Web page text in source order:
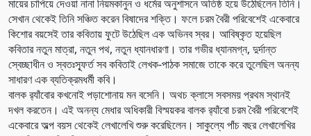
মায়ের চাপিয়ে দেওয়া নানা নিয়মকানুন ও ধর্মের অনুশাসনে অতিষ্ঠ হয়ে উঠেছিলেন তিনি।
সেখান থেকেই তিনি সঞ্চিত করেন বিষাদের শক্তি। ফলে চরম বৈরী পরিবেশেই একেবারে
কিশোর বয়সেই তার কবিতায় ফুটে উঠেছিল এক অভিনব স্বর। আবিষ্কৃত হয়েছিল
কবিতার নতুন মাত্রা, নতুন পথ, নতুন ধ্যানধারণা। তার গভীর ধ্যানমগ্ন, দুর্দান্ত
স্বেচ্ছাধীন ও স্বতঃস্ফূর্ত সব কবিতাই লেখক-পাঠক সমাজে তাকে করে তুলেছিল অনন্য
সাধারণ এক ব্যতিক্রমধর্মী কবি।
বালক র‌্যাঁবোর কখনোই পড়াশোনায় মন বসেনি। অথচ ক্লাসে সবসময় প্রথম স্থানই
দখল করতেন। এই অনন্য মেধার অধিকারী বিস্ময়কর বালক র‌্যাঁবো চরম বৈরী পরিবেশেই
একেবারে অল্প বয়স থেকেই লেখালেখি শুরু করেছিলেন। সাকুল্যে পাঁচ বছর লেখালেখির